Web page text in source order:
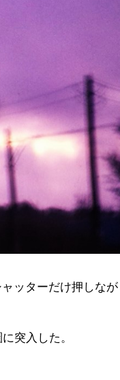
ッターだけ押しな
突入した。